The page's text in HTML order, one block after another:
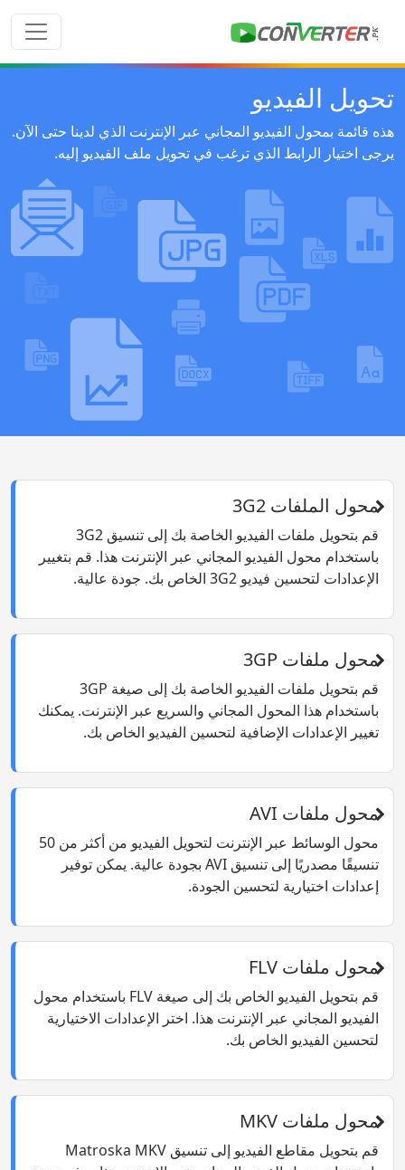
تحويل الفيديو
هذه قائمة بمحول الفيديو المجاني عبر الإنترنت الذي لدينا حتى الآن.
يرجى اختيار الرابط الذي ترغب في تحويل ملف الفيديو إليه.
محول الملفات 3G2
قم بتحويل ملفات الفيديو الخاصة بك إلى تنسيق 3G2
باستخدام محول الفيديو المجاني عبر الإنترنت هذا. قم بتغيير
الإعدادات لتحسين فيديو 3G2 الخاص بك. جودة عالية.
محول ملفات 3GP
قم بتحويل ملفات الفيديو الخاصة بك إلى صيغة 3GP
باستخدام هذا المحول المجاني والسريع عبر الإنترنت. يمكنك
تغيير الإعدادات الإضافية لتحسين الفيديو الخاص بك.
محول ملفات AVI
محول الوسائط عبر الإنترنت لتحويل الفيديو من أكثر من 50
تنسيقًا مصدريًا إلى تنسيق AVI بجودة عالية. يمكن توفير
إعدادات اختيارية لتحسين الجودة.
محول ملفات FLV
قم بتحويل الفيديو الخاص بك إلى صيغة FLV باستخدام محول
الفيديو المجاني عبر الإنترنت هذا. اختر الإعدادات الاختيارية
لتحسين الفيديو الخاص بك.
محول ملفات MKV
قم بتحويل مقاطع الفيديو إلى تنسيق Matroska MKV